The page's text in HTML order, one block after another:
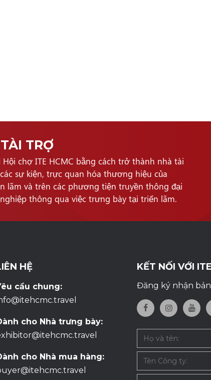
TRỢ
chợ ITE HCMC bằng cách trở thành nhà tài
sự kiện, trực quan hóa thương hiệu của
lãm và trên các phương tiện truyền thông đại
thông qua việc trưng bày tại triển lãm.
HỆ
cầu chung:
cho Nhà trưng bày:
cho Nhà mua hàng:
KẾT NỐI VỚI ITE
Đăng ký nhận